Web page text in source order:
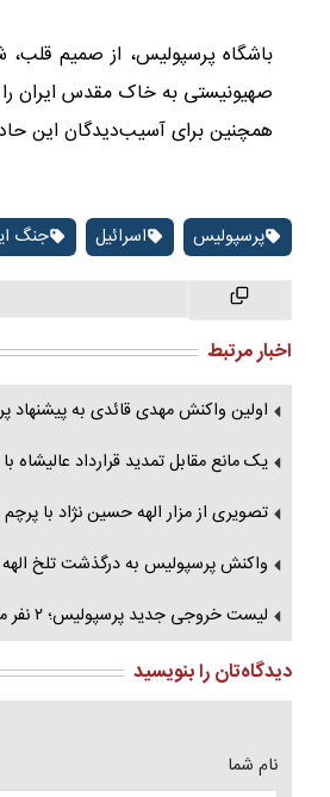
باشگاه پرسپولیس، از صمیم قلب،
صهیونیستی به خاک مقدس ایران
همچنین برای آسیب‌دیدگان این
پرسپولیس اسرائیل جنگ
اخبار مرتبط
اولین واکنش مهدی قائدی به پیشنهاد
یک مانع مقابل تمدید قرارداد عالیشاه
تصویری از مزار الهه‌ حسین‌ نژاد با
واکنش پرسپولیس به درگذشت تلخ الهه
لیست خروجی جدید پرسپولیس؛ ۲ نفر می روند تا امیری بماند!
دیدگاه‌تان را بنویسید
نام شما